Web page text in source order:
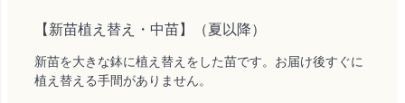
【新苗植え替え・中苗】（夏以降）
新苗を大きな鉢に植え替えをした苗です。お届け後すぐに
植え替える手間がありません。